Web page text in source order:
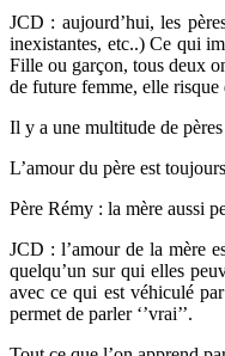
JCD : aujourd’hui, les
inexistantes, etc..) Ce qui
Fille ou garçon, tous deux
de future femme, elle
Il y a une multitude de
L’amour du père est
Père Rémy : la mère aussi
JCD : l’amour de la mère
quelqu’un sur qui elles
avec ce qui est véhiculé
permet de parler ‘’vrai’’.